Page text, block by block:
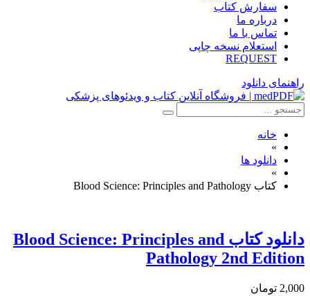
سفارش کتاب
درباره ما
تماس با ما
استعلام نسخه چاپی
REQUEST
راهنمای دانلود
خانه
»
دانلود ها
»
کتاب Blood Science: Principles and Pathology
دانلود کتاب Blood Science: Principles and
Pathology 2nd Edition
2,000 تومان